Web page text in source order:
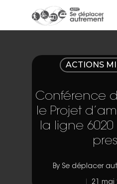
Hit enter to search or
ACTIONS
Conférence
le Projet
la ligne 6020
By Se déplacer
21 mai